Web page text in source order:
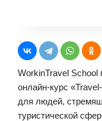
WorkinTravel School
онлайн-курс
для людей,
туристической